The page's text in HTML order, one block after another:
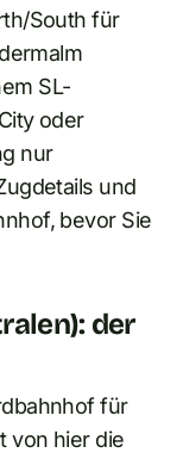
South für
SL-
oder
nur
und
bevor Sie
der
für
von hier die